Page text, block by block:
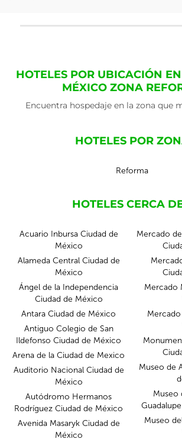
HOTELES POR UBICACIÓN
MÉXICO ZONA
Encuentra hospedaje en la zona que
HOTELES POR
Reforma
HOTELES CERCA
Acuario Inbursa Ciudad de
México
Alameda Central Ciudad de
México
Ángel de la Independencia
Ciudad de México
Antara Ciudad de México
Antiguo Colegio de San
Ildefonso Ciudad de México
Arena de la Ciudad de Mexico
Auditorio Nacional Ciudad de
México
Autódromo Hermanos
Rodríguez Ciudad de México
Avenida Masaryk Ciudad de
México
Mercado
Mercado
Museo de
Museo
Museo